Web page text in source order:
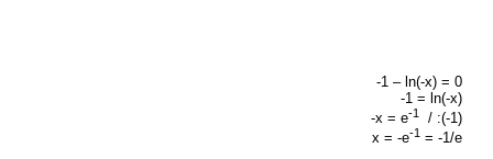
-1 – ln(-x) = 0
-1 = ln(-x)
-x = e-1
/ :(-1)
x = -e-1 = -1/e